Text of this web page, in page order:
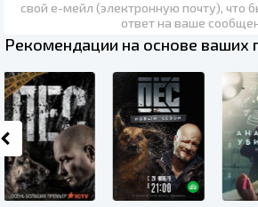
свой е-мейл (электронную почту), что
ответ на ваше
Рекомендации на основе ваших